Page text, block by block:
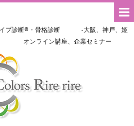
イプ診断®・骨格診断 -大阪、神戸、姫
オンライン講座、企業セミナー